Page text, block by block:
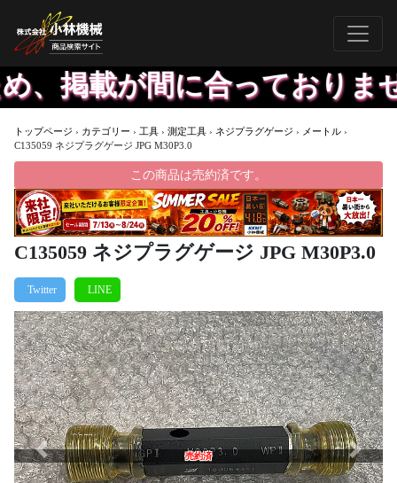
が間に合っておりません
トップページ › カテゴリー › 工具 › 測定工具 › ネジプラグゲージ › メートル ›
C135059 ネジプラグゲージ JPG M30P3.0
この商品は売約済です。
C135059 ネジプラグゲージ JPG M30P3.0
売約済
Previous Next